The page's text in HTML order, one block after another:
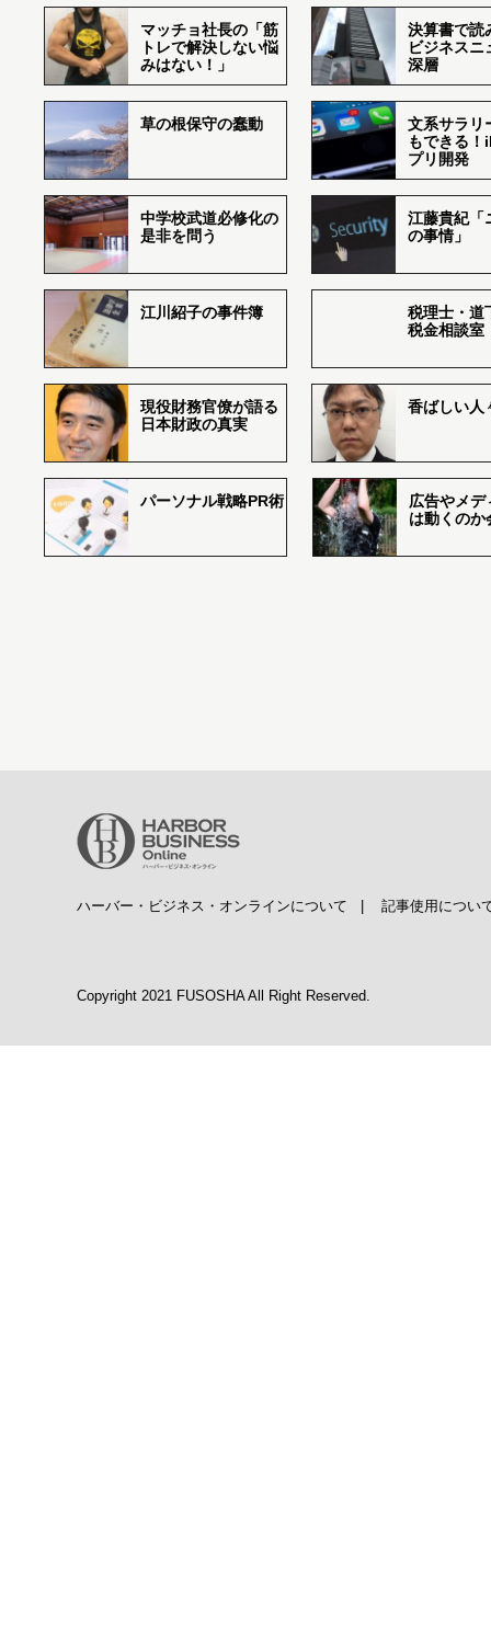
マッチョ社長の「筋
トレで解決しない悩
みはない！」
決算書で読
ビジネスニ
深層
草の根保守の蠢動
文系サラリ
もできる
プリ開発
中学校武道必修化の
是非を問う
江藤貴紀「
の事情」
江川紹子の事件簿
税理士・道
税金相談室
現役財務官僚が語る
日本財政の真実
香ばしい
パーソナル戦略PR術
広告やメデ
は動くのか
ハーバー・ビジネス・オンラインについて 記事使用につい
Copyright 2021 FUSOSHA All Right Reserved.